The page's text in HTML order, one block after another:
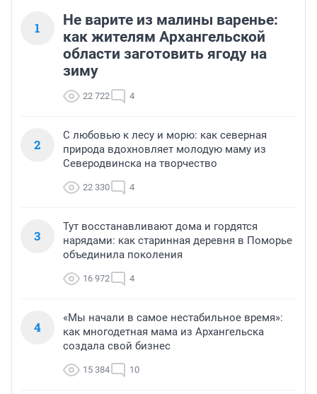
1
Не варите из малины варенье:
как жителям Архангельской
области заготовить ягоду на
зиму
22 722 4
2
С любовью к лесу и морю: как северная
природа вдохновляет молодую маму из
Северодвинска на творчество
22 330 4
3
Тут восстанавливают дома и гордятся
нарядами: как старинная деревня в Поморье
объединила поколения
16 972 4
4
«Мы начали в самое нестабильное время»:
как многодетная мама из Архангельска
создала свой бизнес
15 384 10